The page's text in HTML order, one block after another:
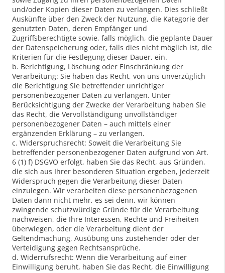
und/oder Kopien dieser Daten zu verlangen. Dies schließt
Auskünfte über den Zweck der Nutzung, die Kategorie der
genutzten Daten, deren Empfänger und
Zugriffsberechtigte sowie, falls möglich, die geplante Dauer
der Datenspeicherung oder, falls dies nicht möglich ist, die
Kriterien für die Festlegung dieser Dauer, ein.
b. Berichtigung, Löschung oder Einschränkung der
Verarbeitung: Sie haben das Recht, von uns unverzüglich
die Berichtigung Sie betreffender unrichtiger
personenbezogener Daten zu verlangen. Unter
Berücksichtigung der Zwecke der Verarbeitung haben Sie
das Recht, die Vervollständigung unvollständiger
personenbezogener Daten – auch mittels einer
ergänzenden Erklärung – zu verlangen.
c. Widerspruchsrecht: Soweit die Verarbeitung Sie
betreffender personenbezogener Daten aufgrund von Art.
6 (1) f) DSGVO erfolgt, haben Sie das Recht, aus Gründen,
die sich aus Ihrer besonderen Situation ergeben, jederzeit
Widerspruch gegen die Verarbeitung dieser Daten
einzulegen. Wir verarbeiten diese personenbezogenen
Daten dann nicht mehr, es sei denn, wir können
zwingende schutzwürdige Gründe für die Verarbeitung
nachweisen, die Ihre Interessen, Rechte und Freiheiten
überwiegen, oder die Verarbeitung dient der
Geltendmachung, Ausübung uns zustehender oder der
Verteidigung gegen Rechtsansprüche.
d. Widerrufsrecht: Wenn die Verarbeitung auf einer
Einwilligung beruht, haben Sie das Recht, die Einwilligung